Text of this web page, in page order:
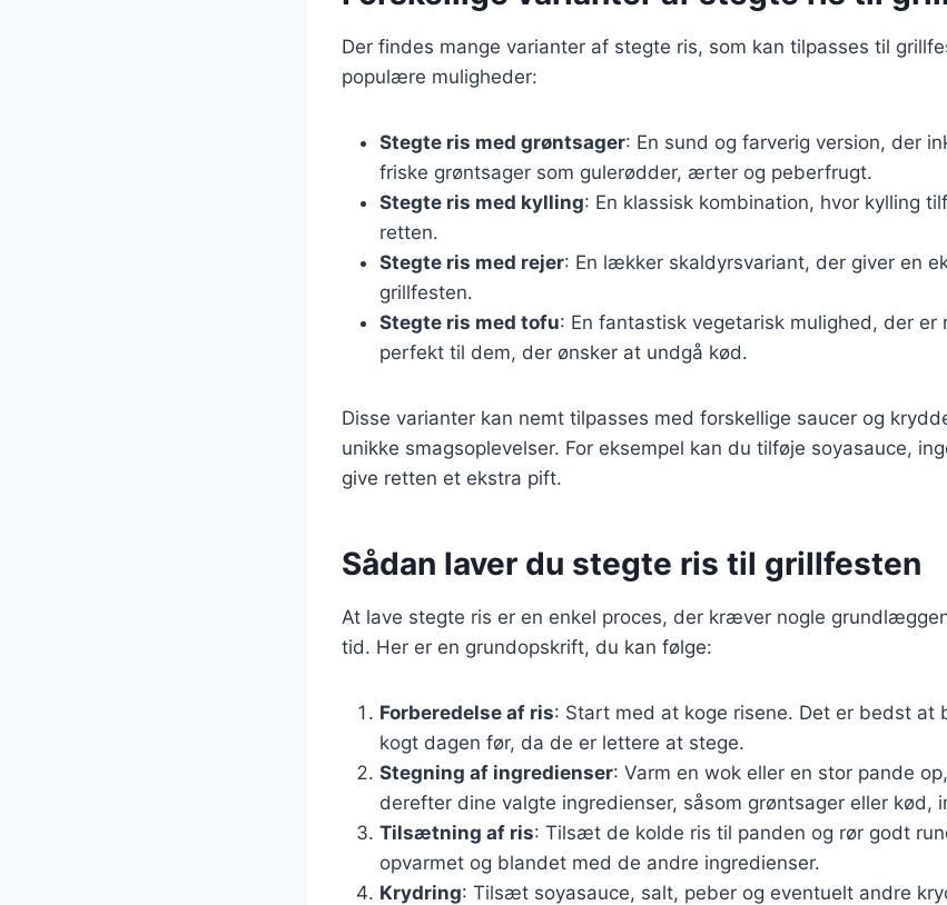
Der findes mange varianter af stegte ris, som kan tilpasses til
populære muligheder:
Stegte ris med grøntsager: En sund og farverig version, der
friske grøntsager som gulerødder, ærter og peberfrugt.
Stegte ris med kylling: En klassisk kombination, hvor kylling
retten.
Stegte ris med rejer: En lækker skaldyrsvariant, der giver en
grillfesten.
Stegte ris med tofu: En fantastisk vegetarisk mulighed, der er
perfekt til dem, der ønsker at undgå kød.
Disse varianter kan nemt tilpasses med forskellige saucer og
unikke smagsoplevelser. For eksempel kan du tilføje soyasauce,
give retten et ekstra pift.
Sådan laver du stegte ris til grillfesten
At lave stegte ris er en enkel proces, der kræver nogle
tid. Her er en grundopskrift, du kan følge:
Forberedelse af ris: Start med at koge risene. Det er bedst at
kogt dagen før, da de er lettere at stege.
Stegning af ingredienser: Varm en wok eller en stor pande
derefter dine valgte ingredienser, såsom grøntsager eller kød,
Tilsætning af ris: Tilsæt de kolde ris til panden og rør godt
opvarmet og blandet med de andre ingredienser.
Krydring: Tilsæt soyasauce, salt, peber og eventuelt andre